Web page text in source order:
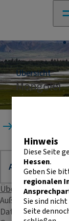
Übersicht
Mongolei
Übersicht
Daten & Fakten
Hinweis
Diese Seite
Hessen.
Geben Sie
regionalen
Sie sind nicht
Seite